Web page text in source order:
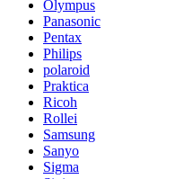
Olympus
Panasonic
Pentax
Philips
polaroid
Praktica
Ricoh
Rollei
Samsung
Sanyo
Sigma